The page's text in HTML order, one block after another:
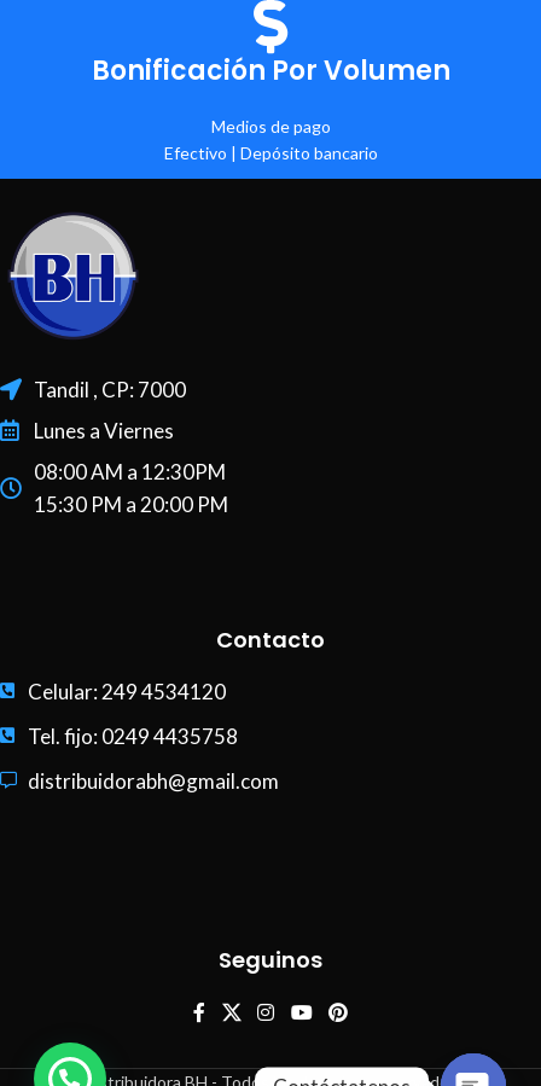
Bonificación Por Volumen
Medios de pago
Efectivo | Depósito bancario
Tandil , CP: 7000
Lunes a Viernes
08:00 AM a 12:30PM
15:30 PM a 20:00 PM
Contacto
Celular: 249 4534120
Tel. fijo: 0249 4435758
distribuidorabh@gmail.com
Seguinos
Distribuidora BH - Todos los derechos reservados